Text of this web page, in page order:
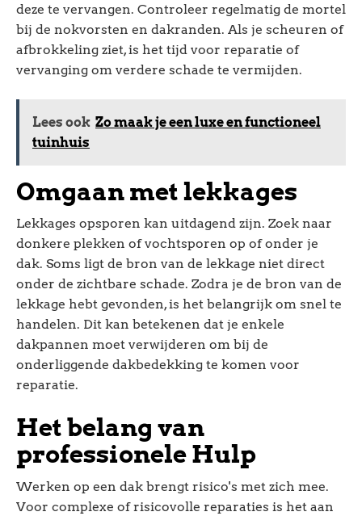
deze te vervangen. Controleer regelmatig de mortel
bij de nokvorsten en dakranden. Als je scheuren of
afbrokkeling ziet, is het tijd voor reparatie of
vervanging om verdere schade te vermijden.
Lees ook Zo maak je een luxe en functioneel
tuinhuis
Omgaan met lekkages
Lekkages opsporen kan uitdagend zijn. Zoek naar
donkere plekken of vochtsporen op of onder je
dak. Soms ligt de bron van de lekkage niet direct
onder de zichtbare schade. Zodra je de bron van de
lekkage hebt gevonden, is het belangrijk om snel te
handelen. Dit kan betekenen dat je enkele
dakpannen moet verwijderen om bij de
onderliggende dakbedekking te komen voor
reparatie.
Het belang van
professionele Hulp
Werken op een dak brengt risico's met zich mee.
Voor complexe of risicovolle reparaties is het aan